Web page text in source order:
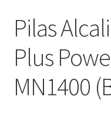
Pilas
Plus
MN1400